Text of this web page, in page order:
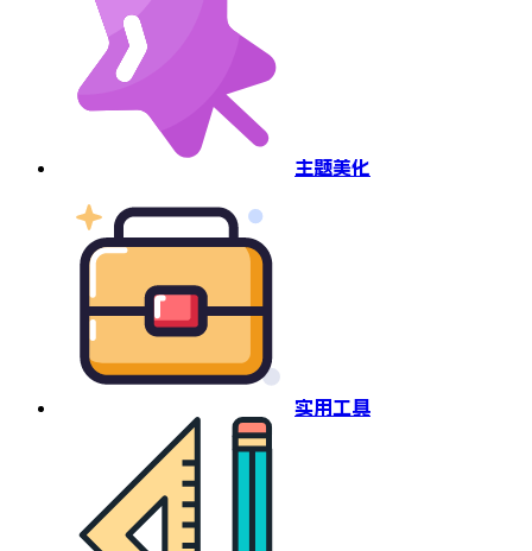
主题美化
实用工具